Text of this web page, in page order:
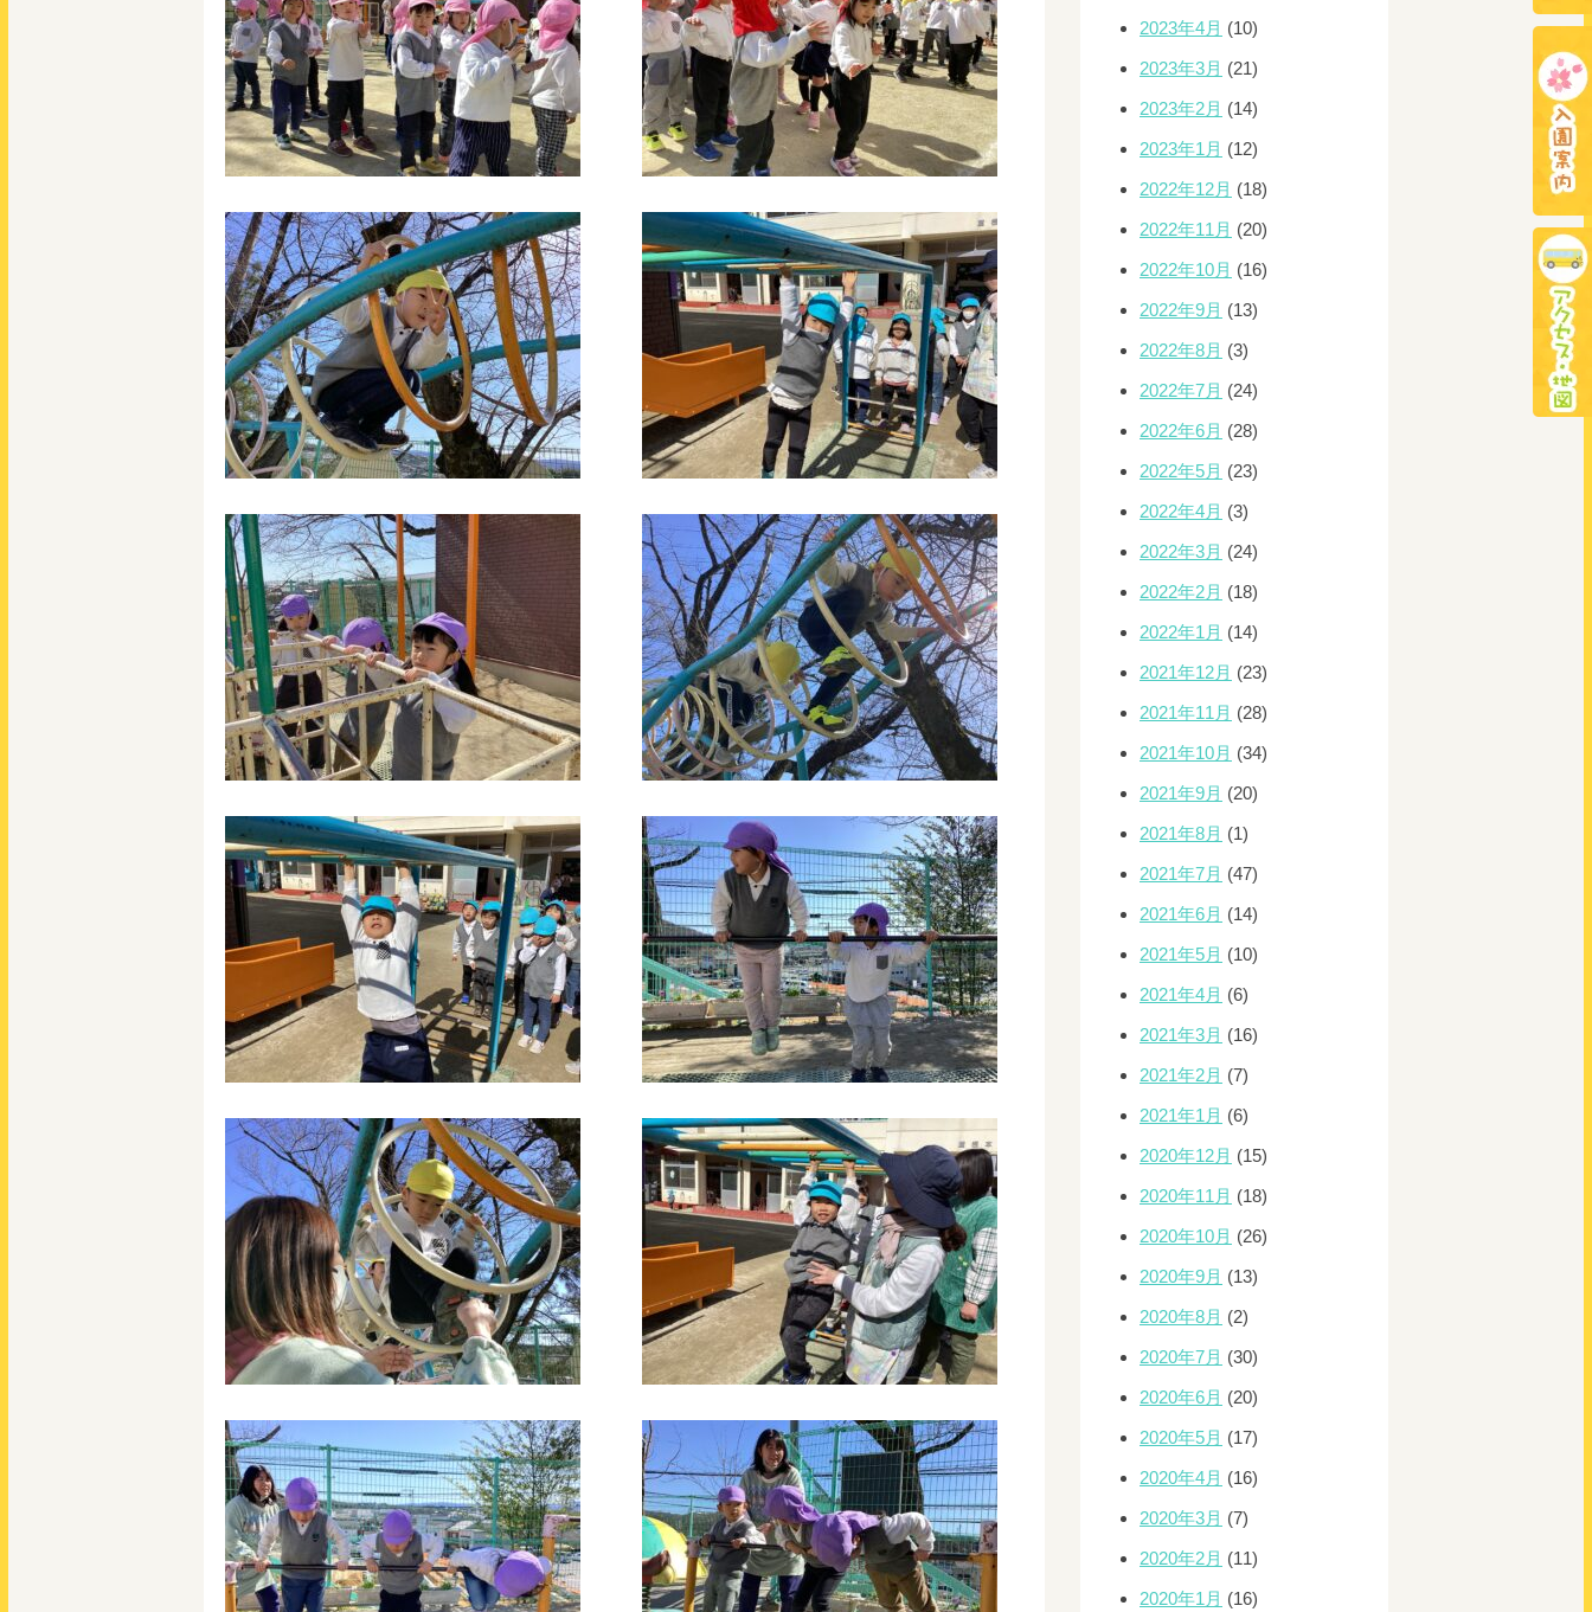
2023年4月 (10)
2023年3月 (21)
2023年2月 (14)
2023年1月 (12)
2022年12月 (18)
2022年11月 (20)
2022年10月 (16)
2022年9月 (13)
2022年8月 (3)
2022年7月 (24)
2022年6月 (28)
2022年5月 (23)
2022年4月 (3)
2022年3月 (24)
2022年2月 (18)
2022年1月 (14)
2021年12月 (23)
2021年11月 (28)
2021年10月 (34)
2021年9月 (20)
2021年8月 (1)
2021年7月 (47)
2021年6月 (14)
2021年5月 (10)
2021年4月 (6)
2021年3月 (16)
2021年2月 (7)
2021年1月 (6)
2020年12月 (15)
2020年11月 (18)
2020年10月 (26)
2020年9月 (13)
2020年8月 (2)
2020年7月 (30)
2020年6月 (20)
2020年5月 (17)
2020年4月 (16)
2020年3月 (7)
2020年2月 (11)
2020年1月 (16)